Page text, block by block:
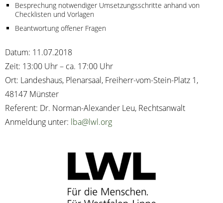
Bespre­chung not­wen­di­ger Umset­zungs­schrit­te anhand von
Check­lis­ten und Vorlagen
Beant­wor­tung offe­ner Fragen
Datum: 11.07.2018
Zeit: 13:00 Uhr – ca. 17:00 Uhr
Ort: Lan­des­haus, Ple­nar­saal, Frei­herr-vom-Stein-Platz 1,
48147 Münster
Refe­rent: Dr. Nor­man-Alex­an­der Leu, Rechtsanwalt
Anmel­dung unter: lba@lwl.org